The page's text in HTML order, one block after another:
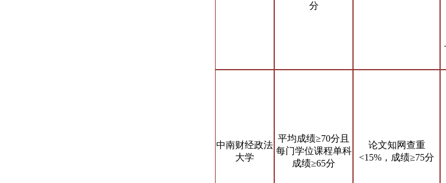
分
中南财经政法
大学
平均成绩≥70分且
每门学位课程单科
成绩≥65分
论文知网查重
<15%，成绩≥75分